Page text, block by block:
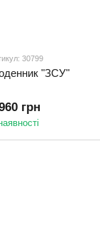
30799
"ЗСУ"
грн